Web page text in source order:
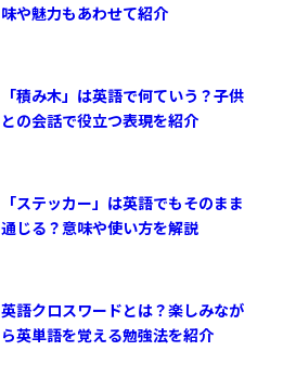
味や魅力もあわせて紹介
「積み木」は英語で何ていう？子供
との会話で役立つ表現を紹介
「ステッカー」は英語でもそのまま
通じる？意味や使い方を解説
英語クロスワードとは？楽しみなが
ら英単語を覚える勉強法を紹介